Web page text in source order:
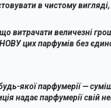
в чистому
витрачати величезні
цих парфумів без
якої парфумерії —
надає парфумерії свій